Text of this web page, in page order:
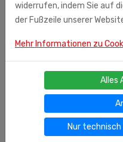
200g
Schwarzer Tee
widerrufen, indem Sie auf
der Fußzeile unserer
Mehr Informationen zu
Alles
Nur